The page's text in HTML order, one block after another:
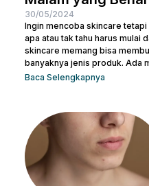
30/05/2024
Ingin mencoba skincare
apa atau tak tahu harus mulai
skincare memang bisa
banyaknya jenis produk. Ada
essence , dan masih banyak
serupa, terlepas dari
salah langkah, Nulook sudah
mengenai...
Baca Selengkapnya